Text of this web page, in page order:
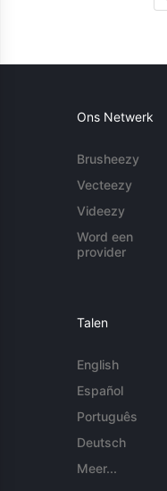
Ons Netwerk
Brusheezy
Vecteezy
Videezy
Word een
provider
Talen
English
Español
Português
Deutsch
Meer...